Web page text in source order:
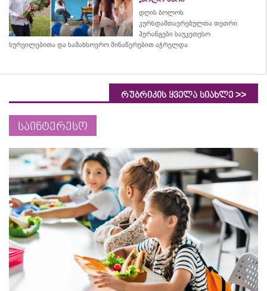
დღის ბოლოს
კურსდამთავრებულთა თეთრი
პერანგები საუკეთესო
სურვილებითა და სამახსოვრო მინაწერებით აჭრელდა
რუბრიკის ყველა სიახლე >>
საინტერესო